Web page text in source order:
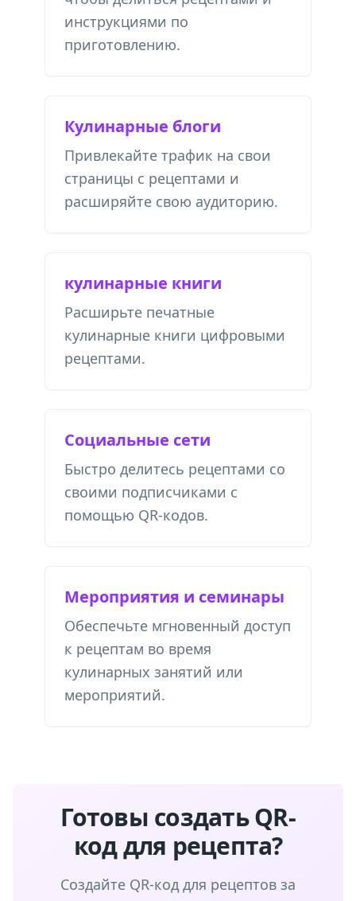
инструкциями по
приготовлению.
Кулинарные блоги
Привлекайте трафик на свои
страницы с рецептами и
расширяйте свою аудиторию.
кулинарные книги
Расширьте печатные
кулинарные книги цифровыми
рецептами.
Социальные сети
Быстро делитесь рецептами со
своими подписчиками с
помощью QR-кодов.
Мероприятия и семинары
Обеспечьте мгновенный доступ
к рецептам во время
кулинарных занятий или
мероприятий.
Готовы создать QR-
код для рецепта?
Создайте QR-код для рецептов за